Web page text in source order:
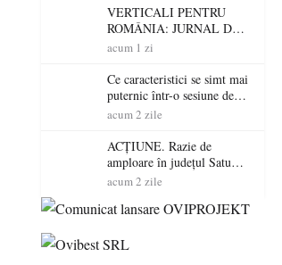
verificate
VERTICALI PENTRU
ROMÂNIA: JURNAL DE
CĂLĂTORIE FIJET
acum 1 zi
Ce caracteristici se simt mai
puternic într-o sesiune de
distracție la sloturi online:
RTP?
acum 2 zile
ACȚIUNE. Razie de
amploare în județul Satu
Mare! Polițiștii au dat sute
șoferi fără permis într-o
acum 2 zile